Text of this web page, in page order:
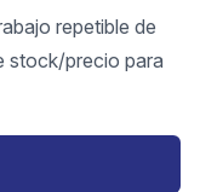
repetible de
stock/precio para